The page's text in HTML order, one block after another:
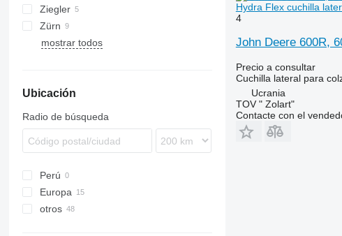
Ziegler
Zürn
mostrar todos
Ubicación
Radio de búsqueda
Perú
Europa
Dinamarca
otros
Hydra Flex cuchilla
4
John Deere 600R,
Precio a consultar
Cuchilla lateral para
Ucrania
TOV " Zolart"
Contacte con el